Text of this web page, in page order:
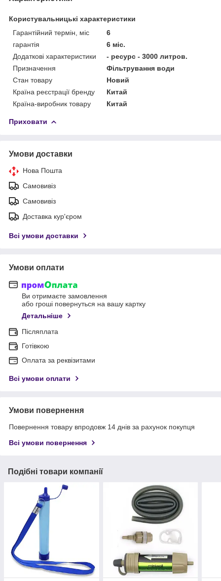
Користувальницькі характеристики
Гарантійний термін, міс
6
гарантія
6 міс.
Додаткові характеристики
- ресурс - 3000 литров.
Призначення
Фільтрування води
Стан товару
Новий
Країна реєстрації бренду
Китай
Країна-виробник товару
Китай
Приховати
Умови доставки
Нова Пошта
Самовивіз
Самовивіз
Доставка кур'єром
Всі умови доставки
Умови оплати
Ви отримаєте замовлення
або гроші повернуться на вашу картку
Детальніше
Післяплата
Готівкою
Оплата за реквізитами
Всі умови оплати
Умови повернення
Повернення товару впродовж 14 днів за рахунок покупця
Всі умови повернення
Подібні товари компанії